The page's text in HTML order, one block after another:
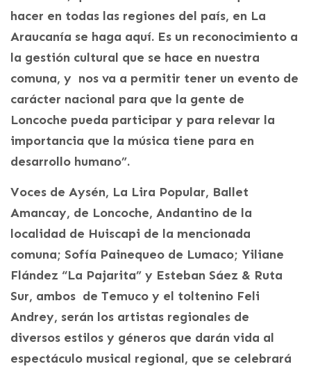
hacer en todas las regiones del país, en La
Araucanía se haga aquí. Es un reconocimiento a
la gestión cultural que se hace en nuestra
comuna, y nos va a permitir tener un evento de
carácter nacional para que la gente de
Loncoche pueda participar y para relevar la
importancia que la música tiene para en
desarrollo humano”.
Voces de Aysén, La Lira Popular, Ballet
Amancay, de Loncoche, Andantino de la
localidad de Huiscapi de la mencionada
comuna; Sofía Painequeo de Lumaco; Yiliane
Flández “La Pajarita” y Esteban Sáez & Ruta
Sur, ambos de Temuco y el toltenino Feli
Andrey, serán los artistas regionales de
diversos estilos y géneros que darán vida al
espectáculo musical regional, que se celebrará